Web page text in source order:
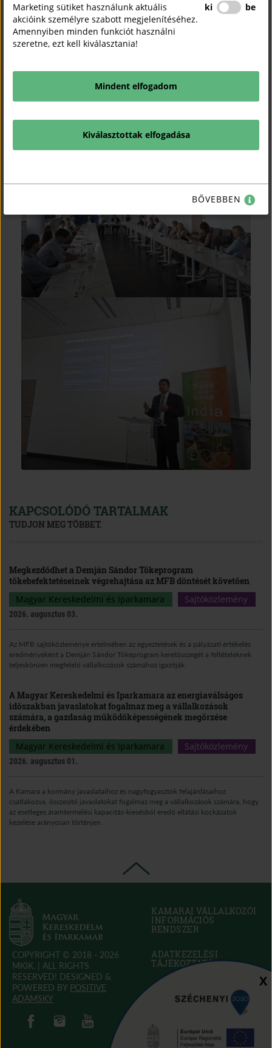
KAPCSOLÓDÓ TARTALMAK
TUDJON MEG TÖBBET.
Megkezdődhet a Demján Sándor Tőkeprogram
tőkebefektetéseinek végrehajtása az MFB döntését követően
Magyar Kereskedelmi és Iparkamara
Sajtóközlemény
2026. augusztus 03.
Az MFB sajtóközleménye értelmében az egyeztetések és a pályázati értékelés
eredményeként a Demján Sándor Tőkeprogram keretösszegét a feltételeknek
teljeskörűen megfelelő vállalkozások számához igazítják.
A Magyar Kereskedelmi és Iparkamara az energiaválságos
időszakban javaslatokat fogalmaz meg a vállalkozások
számára, a gazdaság működőképességének megőrzése
érdekében
Magyar Kereskedelmi és Iparkamara
Sajtóközlemény
2026. augusztus 01.
A Kamara a kormány javaslataihoz és nagyfogyasztók felajánlásaihoz
csatlakozva, összesítő javaslatokat fogalmaz meg a vállalkozások számára, hogy
az esetleges áramtermelési kapacitás-kiesésből eredő ellátási kockázatok
kezelése arányosan történjen.
X
COPYRIGHT © 2018 - 2026
MKIK. | ALL RIGHTS
RESERVED! DESIGNED &
POWERED BY POSITIVE
ADAMSKY
NEW
WINDOW)
(open in new window) (open in new window) (open in new window) (open in new window)
KAMARAI VÁLLALKOZÓI
INFORMÁCIÓS
RENDSZER(OPEN
NEW
WINDOW)
ADATKEZELÉSI
TÁJÉKOZTATÓ
SÜTI SZABÁLYZAT
AKADÁLYMENTESÍTÉSI
(OPEN
IN
NEW
Marketing sütiket használunk aktuális
akcióink személyre szabott megjelenítéséhez.
Amennyiben minden funkciót használni
szeretne, ezt kell kiválasztania!
ki be
Mindent elfogadom
Kiválasztottak elfogadása
BŐVEBBEN